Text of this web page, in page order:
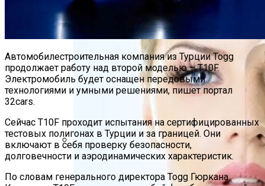
Современное Строительство Дома
Под Ключ: От Мечты До Реалии
Автомобилестроительная компания из Турции Togg
продолжает работу над второй моделью – T10F.
Электромобиль будет оснащен передовыми
технологиями и умными решениями, пишет портал
32cars.
Сейчас T10F проходит испытания на сертифицированных
тестовых полигонах в Турции и за границей. Они
включают в себя проверку безопасности,
долговечности и аэродинамических характеристик.
По словам генерального директора Togg Гюркана